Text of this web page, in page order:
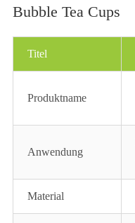
Bubble Tea Cups
Titel
Produktname
Anwendung
Material